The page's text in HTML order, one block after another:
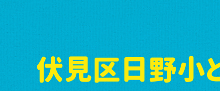
伏見区日野小